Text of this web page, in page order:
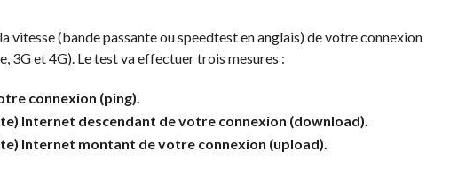
vitesse (bande passante ou speedtest en anglais) de votre connexion
3G et 4G). Le test va effectuer trois mesures :
connexion (ping).
Internet descendant de votre connexion (download).
Internet montant de votre connexion (upload).